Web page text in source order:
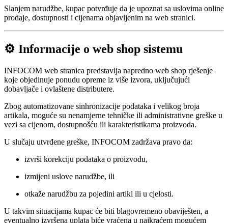
Slanjem narudžbe, kupac potvrđuje da je upoznat sa uslovima online
prodaje, dostupnosti i cijenama objavljenim na web stranici.
⚙️ Informacije o web shop sistemu
INFOCOM web stranica predstavlja napredno web shop rješenje
koje objedinuje ponudu opreme iz više izvora, uključujući
dobavljače i ovlaštene distributere.
Zbog automatizovane sinhronizacije podataka i velikog broja
artikala, moguće su nenamjerne tehničke ili administrativne greške u
vezi sa cijenom, dostupnošću ili karakteristikama proizvoda.
U slučaju utvrđene greške, INFOCOM zadržava pravo da:
izvrši korekciju podataka o proizvodu,
izmijeni uslove narudžbe, ili
otkaže narudžbu za pojedini artikl ili u cjelosti.
U takvim situacijama kupac će biti blagovremeno obaviješten, a
eventualno izvršena uplata biće vraćena u najkraćem mogućem